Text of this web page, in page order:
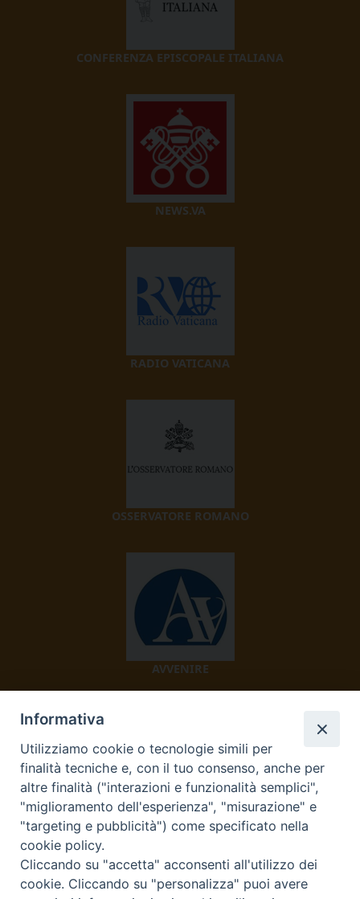
CONFERENZA EPISCOPALE ITALIANA
NEWS.VA
RADIO VATICANA
OSSERVATORE ROMANO
AVVENIRE
TV 2000
Informativa
Utilizziamo cookie o tecnologie simili per
finalità tecniche e, con il tuo consenso, anche per
altre finalità ("interazioni e funzionalità semplici",
"miglioramento dell'esperienza", "misurazione" e
"targeting e pubblicità") come specificato nella
cookie policy.
Cliccando su "accetta" acconsenti all'utilizzo dei
cookie. Cliccando su "personalizza" puoi avere